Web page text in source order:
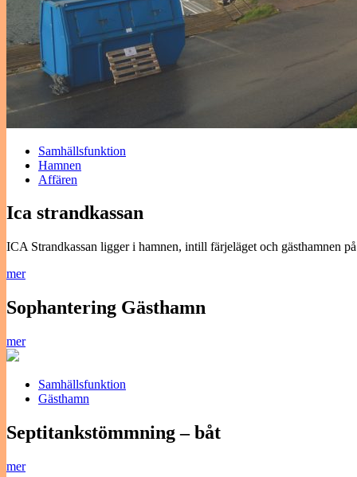
Samhällsfunktion
Hamnen
Affären
Ica strandkassan
ICA Strandkassan ligger i hamnen, intill färjeläget och gästhamnen
mer
Sophantering Gästhamn
mer
Samhällsfunktion
Gästhamn
Septitankstömmning – båt
mer